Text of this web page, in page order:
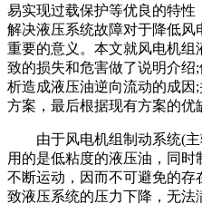
易实现过载保护等优良的特
解决液压系统故障对于降低
重要的意义。本文就风电机
致的损失和危害做了说明介
析造成液压油逆向流动的成
方案，最后根据现有方案的
由于风电机组制动系统(主
用的是低粘度的液压油，同
不断运动，因而不可避免的
致液压系统的压力下降，无